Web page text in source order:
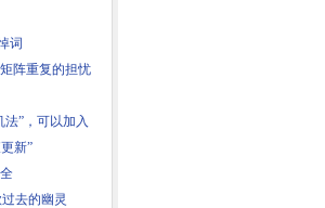
词
阵重复的担忧
”，可以加入
新”
去的幽灵